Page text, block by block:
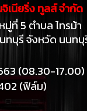
เนียริ่ง ทูลส์ จำกัด
มู่ที่ 5 ตำบล ไทรม้า
บุรี จังหวัด นนทบุ
(08.30-17.00)
(ฟิล์ม)